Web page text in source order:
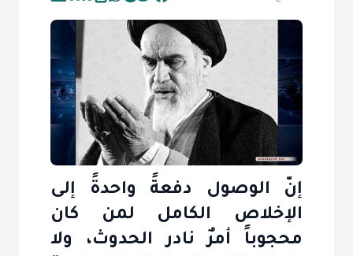
إنّ الوصول دفعةً واحدةً إلى
الإخلاص الكامل لمن كان
محجوباً أمرٌ نادر الحدوث، ولا